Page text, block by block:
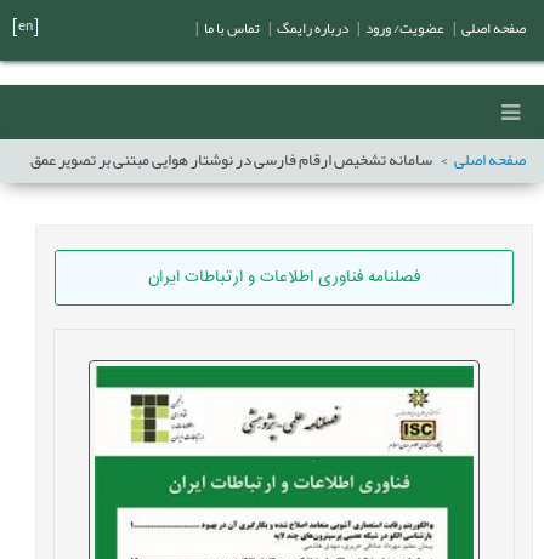
صفحه اصلی سامانه تشخیص ارقام فارسی در نوشتار هوایی مبتنی بر تصویر عمق
فصلنامه فناوری اطلاعات و ارتباطات ایران
صفحه اصلی عضویت/ ورود درباره رایمگ تماس با ما